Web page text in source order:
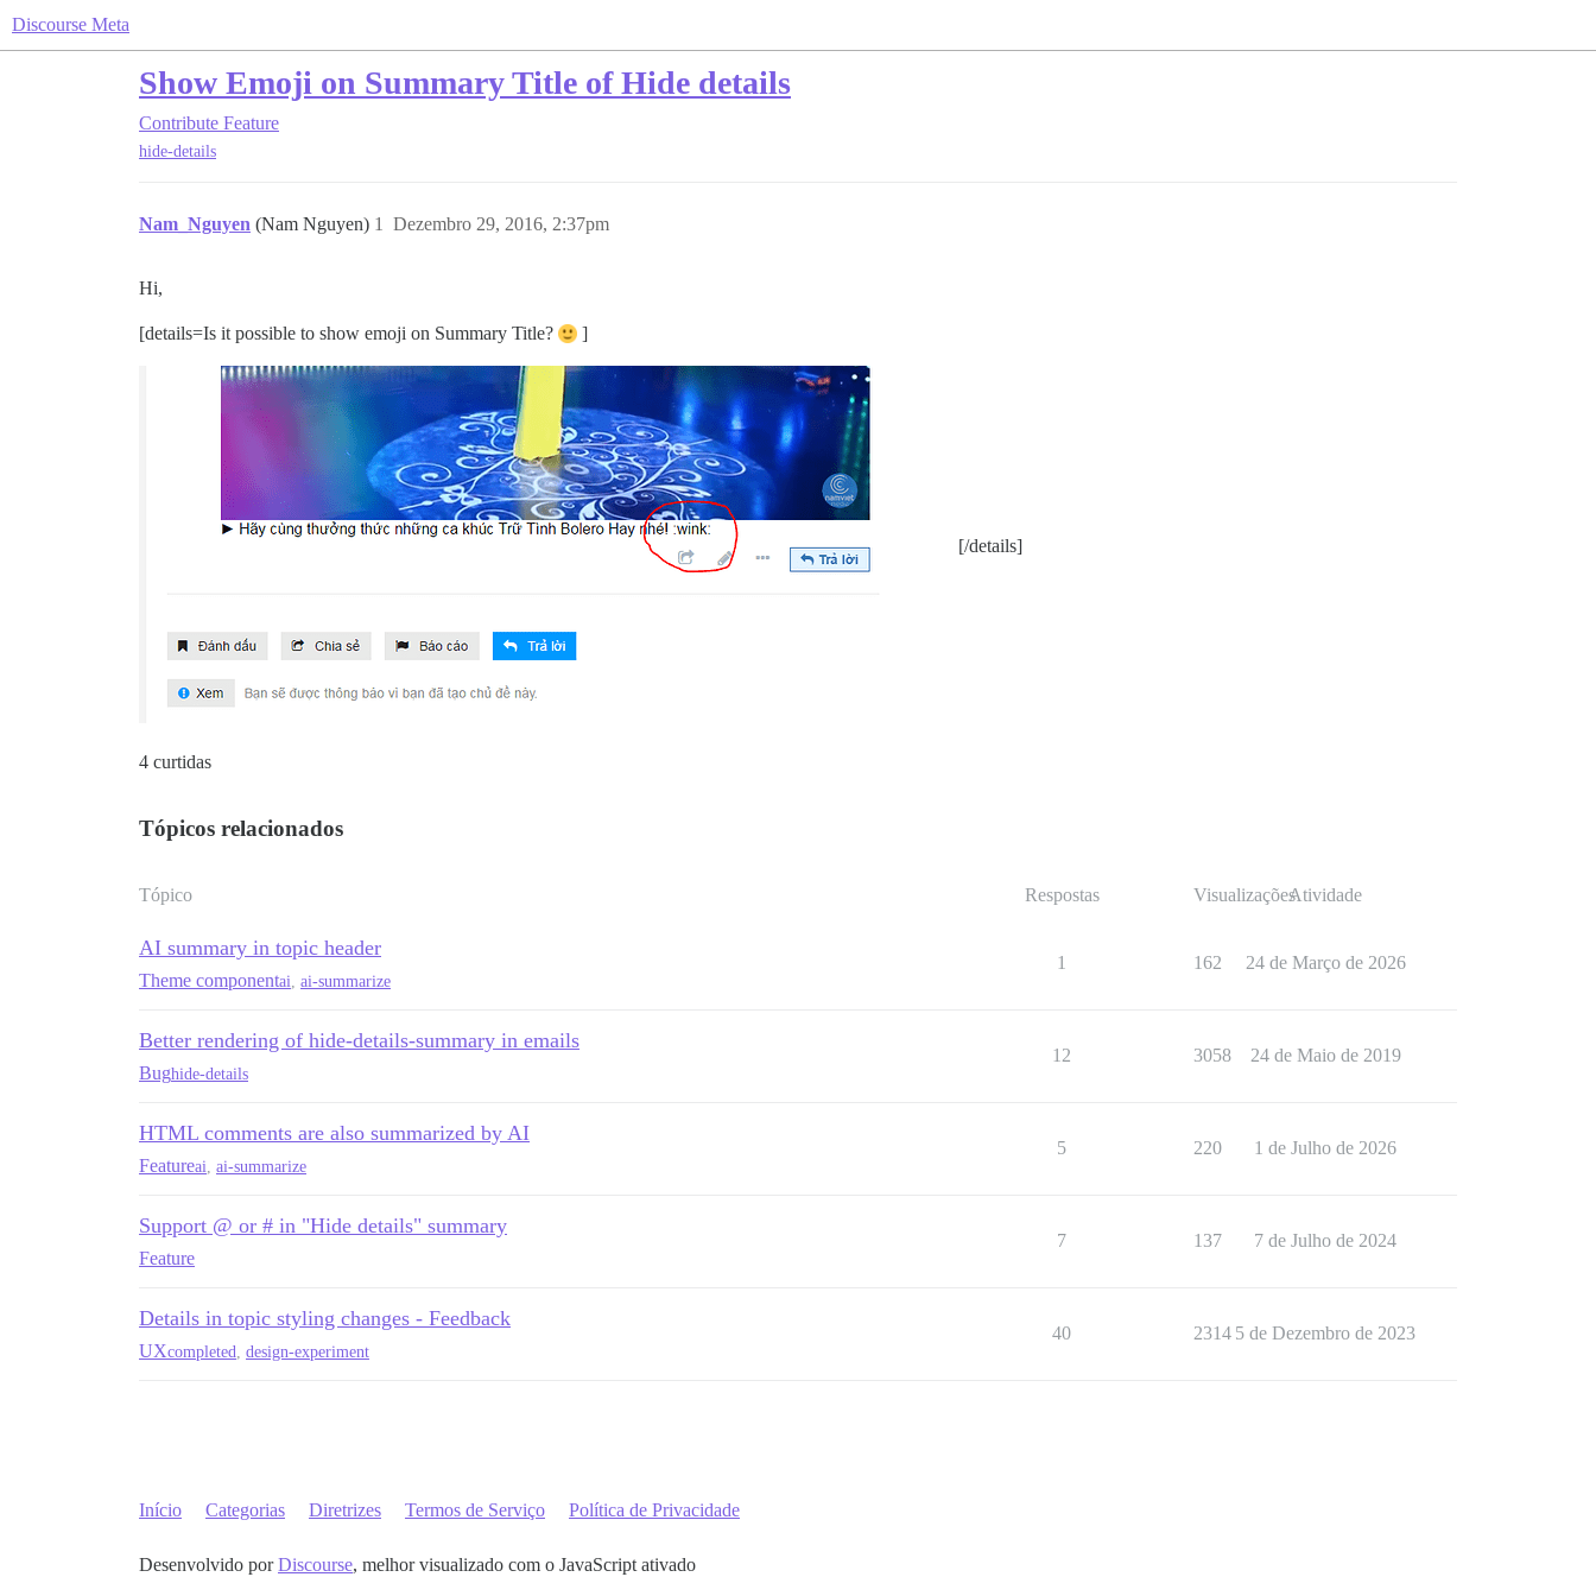
Discourse Meta
Show Emoji on Summary Title of Hide details
Contribute Feature
hide-details
Nam_Nguyen (Nam Nguyen) Dezembro 29, 2016, 2:37pm
1
Hi,
[details=Is it possible to show emoji on Summary Title? ]
[/details]
4 curtidas
Tópicos relacionados
Tópico Respostas VisualizaçõesAtividade
AI summary in topic header
Theme componentai ai-summarize
1 162 24 de Março de 2026
Better rendering of hide-details-summary in emails
Bughide-details
12 3058 24 de Maio de 2019
HTML comments are also summarized by AI
Featureai ai-summarize
5 220 1 de Julho de 2026
Support @ or # in "Hide details" summary
Feature
7 137 7 de Julho de 2024
Details in topic styling changes - Feedback
UXcompleted design-experiment
40 2314 5 de Dezembro de 2023
Início Categorias Diretrizes Termos de Serviço Política de Privacidade
Desenvolvido porDiscourse, melhor visualizado com o JavaScript ativado